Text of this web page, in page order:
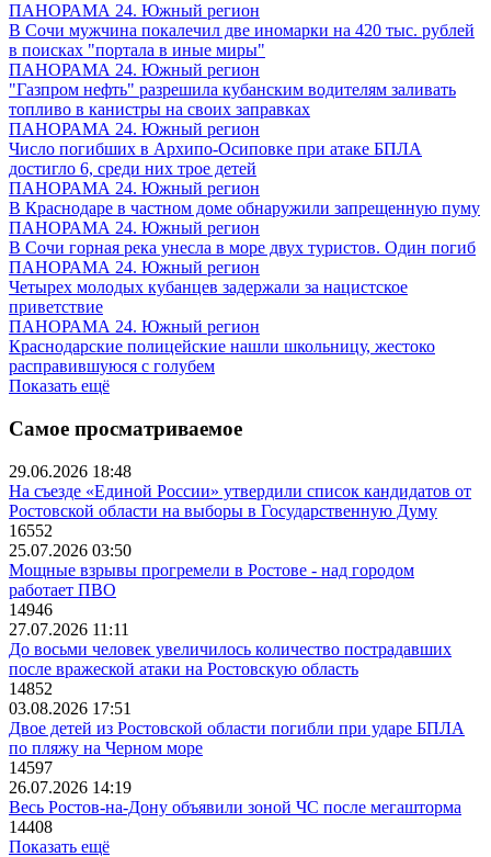
ПАНОРАМА 24. Южный регион
В Сочи мужчина покалечил две иномарки на 420 тыс. рублей
в поисках "портала в иные миры"
ПАНОРАМА 24. Южный регион
"Газпром нефть" разрешила кубанским водителям заливать
топливо в канистры на своих заправках
ПАНОРАМА 24. Южный регион
Число погибших в Архипо-Осиповке при атаке БПЛА
достигло 6, среди них трое детей
ПАНОРАМА 24. Южный регион
В Краснодаре в частном доме обнаружили запрещенную пуму
ПАНОРАМА 24. Южный регион
В Сочи горная река унесла в море двух туристов. Один погиб
ПАНОРАМА 24. Южный регион
Четырех молодых кубанцев задержали за нацистское
приветствие
ПАНОРАМА 24. Южный регион
Краснодарские полицейские нашли школьницу, жестоко
расправившуюся с голубем
Показать ещё
Самое просматриваемое
29.06.2026 18:48
На съезде «Единой России» утвердили список кандидатов от
Ростовской области на выборы в Государственную Думу
16552
25.07.2026 03:50
Мощные взрывы прогремели в Ростове - над городом
работает ПВО
14946
27.07.2026 11:11
До восьми человек увеличилось количество пострадавших
после вражеской атаки на Ростовскую область
14852
03.08.2026 17:51
Двое детей из Ростовской области погибли при ударе БПЛА
по пляжу на Черном море
14597
26.07.2026 14:19
Весь Ростов-на-Дону объявили зоной ЧС после мегашторма
14408
Показать ещё